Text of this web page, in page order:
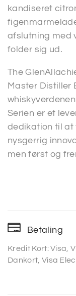
kandiseret
afslutning med
folder sig ud.
The
Master Distiller
Serien er et
dedikation til at
nysgerrig
men først og
Betaling
Kredit Kort: Visa,
Dankort, Visa